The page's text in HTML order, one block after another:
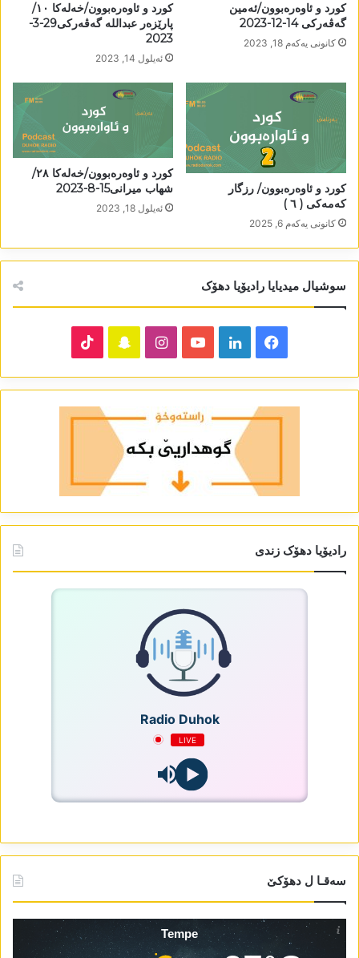
کورد و ئاوەرەبوون/ئەمین
گەڤەرکی 14-12-2023
كانونی یه‌كه‌م 18, 2023
کورد و ئاوەرەبوون/خەلەکا ١٠/
پارێزەر عبداللە گەڤەرکی29-3-
2023
ئه‌یلول 14, 2023
کورد و ئاوەرەبوون/ رزگار
کەمەکی ( ٦ )
كانونی یه‌كه‌م 6, 2025
کورد و ئاوەرەبوون/خەلەکا ٢٨/
شھاب میرانی15-8-2023
ئه‌یلول 18, 2023
سوشیال میدیایا رادیۆیا دھۆک
Facebook
LinkedIn
YouTube
Instagram
Snapchat
رادیۆیا دھۆک زندی
Radio Duhok
LIVE
سەقـا ل دھۆکێ
Tempe